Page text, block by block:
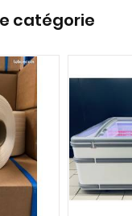
catégorie